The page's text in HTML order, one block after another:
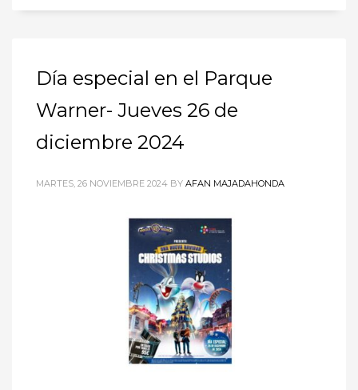
Día especial en el Parque
Warner- Jueves 26 de
diciembre 2024
MARTES, 26 NOVIEMBRE 2024 BY AFAN MAJADAHONDA